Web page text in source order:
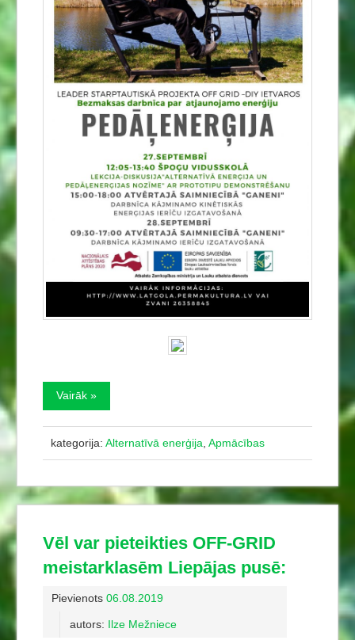
Vairāk »
kategorija: Alternatīvā enerģija Apmācības
Vēl var pieteikties OFF-GRID
meistarklasēm Liepājas pusē:
Pievienots 06.08.2019
autors: Ilze Mežniece